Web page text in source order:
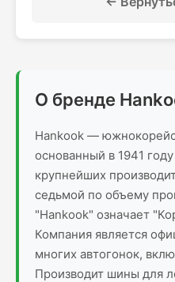
О бренде
Hankook —
основанный в 1941
крупнейших
седьмой по объему
"Hankook" означает
Компания является
многих автогонок,
Производит шины для